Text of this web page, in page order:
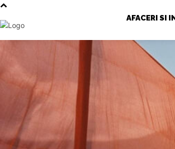
AFACERI SI